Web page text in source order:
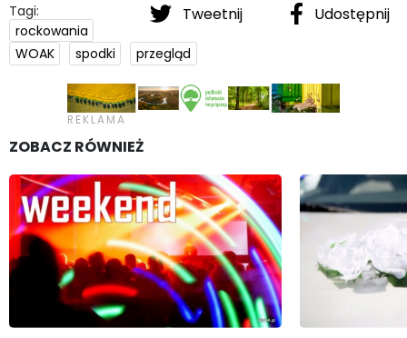
Tweetnij Udostępnij
Tagi:
rockowania
WOAK
spodki przegląd
ZOBACZ RÓWNIEŻ